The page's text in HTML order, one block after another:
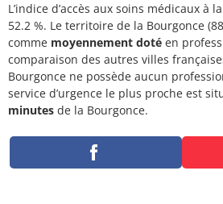
L’indice d’accès aux soins médicaux à
52.2 %. Le territoire de la Bourgonce
comme moyennement doté en
comparaison des autres villes
Bourgonce ne possède aucun
service d’urgence le plus proche est
minutes de la Bourgonce.